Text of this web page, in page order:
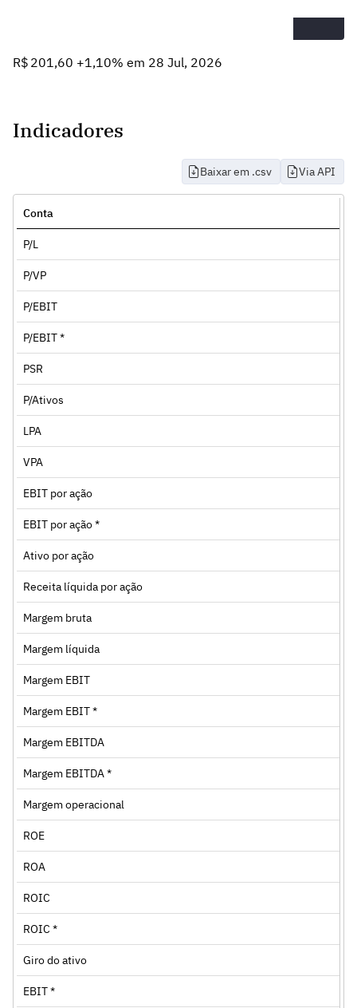
R$ 201,60 +1,10% em 28 Jul, 2026
Indicadores
Baixar em .csv Via API
Conta
P/L
P/VP
P/EBIT
P/EBIT *
PSR
P/Ativos
LPA
VPA
EBIT por ação
EBIT por ação *
Ativo por ação
Receita líquida por ação
Margem bruta
Margem líquida
Margem EBIT
Margem EBIT *
Margem EBITDA
Margem EBITDA *
Margem operacional
ROE
ROA
ROIC
ROIC *
Giro do ativo
EBIT *